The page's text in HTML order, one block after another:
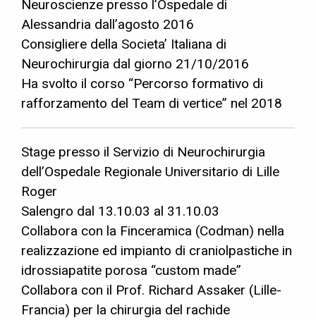
Neuroscienze presso l’Ospedale di
Alessandria dall’agosto 2016
Consigliere della Societa’ Italiana di
Neurochirurgia dal giorno 21/10/2016
Ha svolto il corso “Percorso formativo di
rafforzamento del Team di vertice” nel 2018
Stage presso il Servizio di Neurochirurgia
dell’Ospedale Regionale Universitario di Lille
Roger
Salengro dal 13.10.03 al 31.10.03
Collabora con la Finceramica (Codman) nella
realizzazione ed impianto di craniolpastiche in
idrossiapatite porosa “custom made”
Collabora con il Prof. Richard Assaker (Lille-
Francia) per la chirurgia del rachide